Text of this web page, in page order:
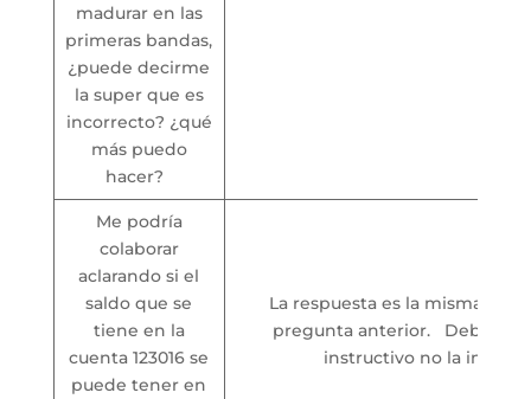
madurar en las
primeras bandas,
¿puede decirme
la super que es
incorrecto? ¿qué
más puedo
hacer?
Me podría
colaborar
aclarando si el
saldo que se
tiene en la
cuenta 123016 se
puede tener en
La respuesta es la misma que
pregunta anterior. Debería,
instructivo no la incluye.